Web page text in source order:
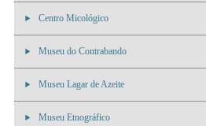
Centro Micológico
Museu do Contrabando
Museu Lagar de Azeite
Museu Etnográfico